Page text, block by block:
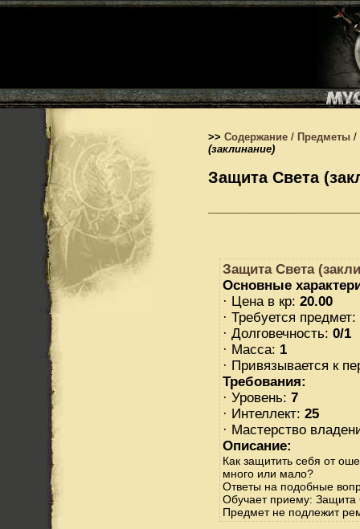
>> Содержание / Предметы /
(заклинание)
Защита Света
Защита Света
Основные
· Цена в кр: 20.00
· Требуется предмет:
· Долговечность: 0/1
· Масса: 1
· Привязывается к
Требования:
· Уровень: 7
· Интеллект: 25
· Мастерство
Описание:
Как защитить себя от
много или мало?
Ответы на подобные
Обучает приему: Защита
Предмет не подлежит